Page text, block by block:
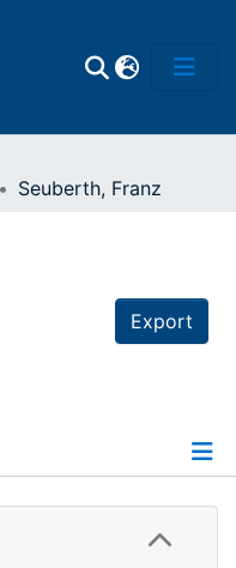
Seuberth, Franz
Export